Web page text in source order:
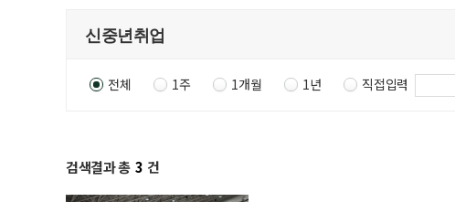
전체 1주 1개월 1년 직접입력
검색결과 총 3 건